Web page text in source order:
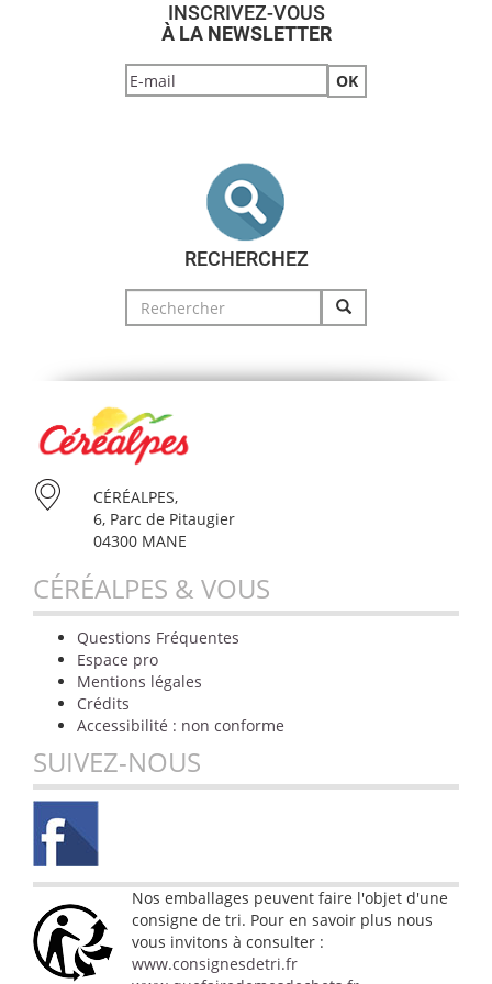
INSCRIVEZ-VOUS
À LA NEWSLETTER
RECHERCHEZ
Search
for:
CÉRÉALPES,
6, Parc de Pitaugier
04300 MANE
CÉRÉALPES & VOUS
Questions Fréquentes
Espace pro
Mentions légales
Crédits
Accessibilité : non conforme
SUIVEZ-NOUS
Nos emballages peuvent faire l'objet d'une
consigne de tri. Pour en savoir plus nous
vous invitons à consulter :
www.consignesdetri.fr